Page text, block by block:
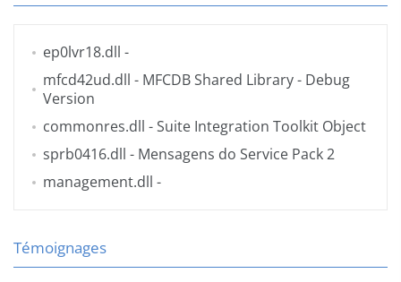
ep0lvr18.dll -
mfcd42ud.dll - MFCDB Shared Library - Debug
Version
commonres.dll - Suite Integration Toolkit Object
sprb0416.dll - Mensagens do Service Pack 2
management.dll -
Témoignages